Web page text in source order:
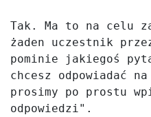
Tak. Ma to na celu
żaden uczestnik
pominie jakiegoś
chcesz odpowiadać
prosimy po prostu
odpowiedzi".